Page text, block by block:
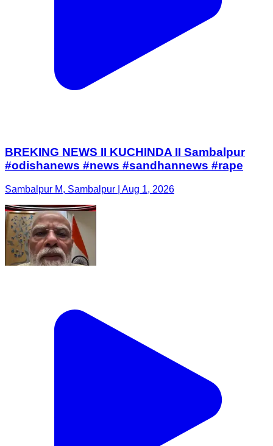
BREKING NEWS II KUCHINDA II Sambalpur
#odishanews #news #sandhannews #rape
Sambalpur M, Sambalpur | Aug 1, 2026